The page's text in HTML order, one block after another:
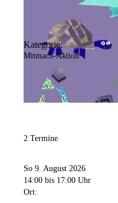
Kategorie:
Mitmach-Aktion
2 Termine
So 9. August 2026
14:00 bis 17:00 Uhr
Ort: